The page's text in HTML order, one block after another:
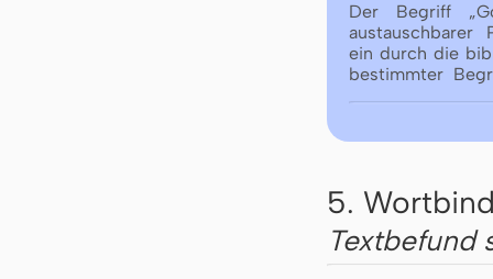
Der Begriff
austauschbarer
ein durch die
bestimmter
5.
Textbefund